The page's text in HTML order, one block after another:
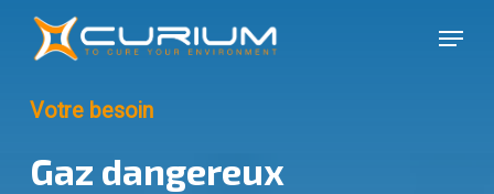
Skip
content
Menu
Votre besoin
Gaz dangereux